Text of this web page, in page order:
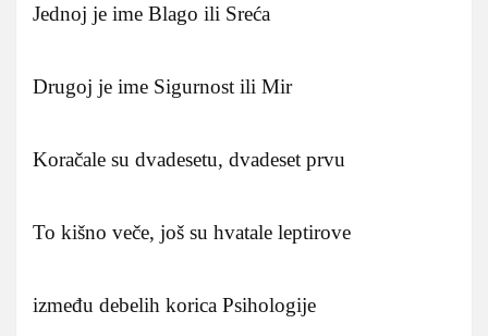
Jednoj je ime Blago ili Sreća
Drugoj je ime Sigurnost ili Mir
Koračale su dvadesetu, dvadeset prvu
To kišno veče, još su hvatale leptirove
između debelih korica Psihologije